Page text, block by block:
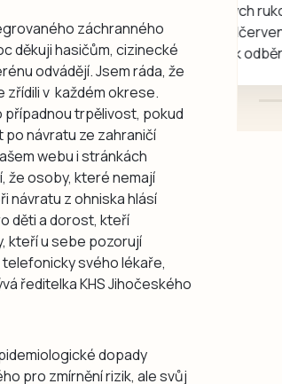
záchranného
děkuji hasičům, cizinecké
odvádějí. Jsem ráda, že
zřídili v každém okrese.
případnou trpělivost, pokud
návratu ze zahraničí
webu i stránkách
že osoby, které nemají
návratu z ohniska hlásí
děti a dorost, kteří
kteří u sebe pozorují
svého lékaře,
ředitelka KHS Jihočeského
dopady
pro zmírnění rizik, ale svůj
kotě-kočka, odčervené,
mazlivé, ihned k odběru.